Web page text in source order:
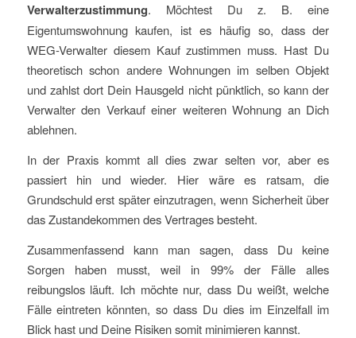
Verwalterzustimmung. Möchtest Du z. B. eine
Eigentumswohnung kaufen, ist es häufig so, dass der
WEG-Verwalter diesem Kauf zustimmen muss. Hast Du
theoretisch schon andere Wohnungen im selben Objekt
und zahlst dort Dein Hausgeld nicht pünktlich, so kann der
Verwalter den Verkauf einer weiteren Wohnung an Dich
ablehnen.
In der Praxis kommt all dies zwar selten vor, aber es
passiert hin und wieder. Hier wäre es ratsam, die
Grundschuld erst später einzutragen, wenn Sicherheit über
das Zustandekommen des Vertrages besteht.
Zusammenfassend kann man sagen, dass Du keine
Sorgen haben musst, weil in 99% der Fälle alles
reibungslos läuft. Ich möchte nur, dass Du weißt, welche
Fälle eintreten könnten, so dass Du dies im Einzelfall im
Blick hast und Deine Risiken somit minimieren kannst.